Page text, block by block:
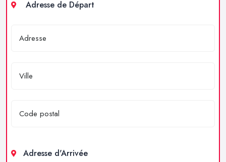
Adresse de Départ
Adresse d'Arrivée